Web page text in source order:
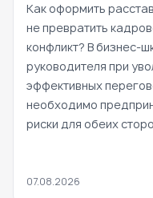
Как оформить
не превратить
конфликт? В бизнес-
руководителя при
эффективных
необходимо
риски для обеих
07.08.2026